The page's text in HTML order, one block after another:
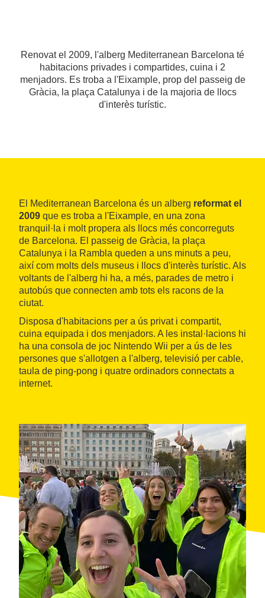
Renovat el 2009, l'alberg Mediterranean Barcelona té
habitacions privades i compartides, cuina i 2
menjadors. Es troba a l'Eixample, prop del passeig de
Gràcia, la plaça Catalunya i de la majoria de llocs
d'interès turístic.
El Mediterranean Barcelona és un alberg reformat el
2009 que es troba a l'Eixample, en una zona
tranquil·la i molt propera als llocs més concorreguts
de Barcelona. El passeig de Gràcia, la plaça
Catalunya i la Rambla queden a uns minuts a peu,
així com molts dels museus i llocs d'interès turístic. Als
voltants de l'alberg hi ha, a més, parades de metro i
autobús que connecten amb tots els racons de la
ciutat.
Disposa d'habitacions per a ús privat i compartit,
cuina equipada i dos menjadors. A les instal·lacions hi
ha una consola de joc Nintendo Wii per a ús de les
persones que s'allotgen a l'alberg, televisió per cable,
taula de ping-pong i quatre ordinadors connectats a
internet.